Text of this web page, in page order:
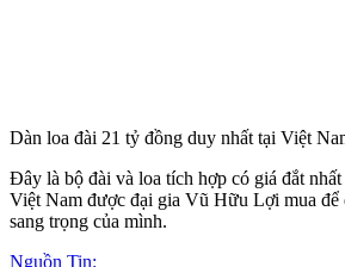
Dàn loa đài 21 tỷ đồng duy nhất tại Việt
Đây là bộ đài và loa tích hợp có giá đắt
Việt Nam được đại gia Vũ Hữu Lợi mua để
sang trọng của mình.
Nguồn Tin: